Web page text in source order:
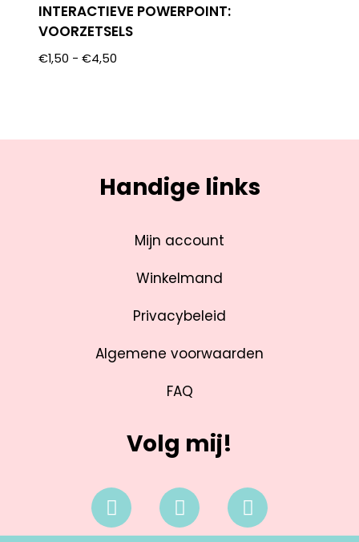
INTERACTIEVE POWERPOINT:
VOORZETSELS
€1,50 - €4,50
Handige links
Mijn account
Winkelmand
Privacybeleid
Algemene voorwaarden
FAQ
Volg mij!